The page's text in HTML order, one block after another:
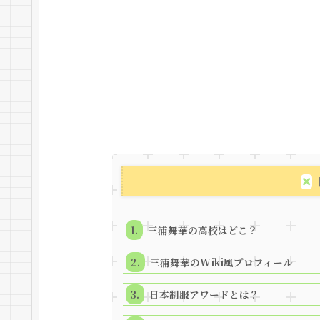
三浦舞華の高校はどこ？
三浦舞華のWiki風プロフィール
日本制服アワードとは？